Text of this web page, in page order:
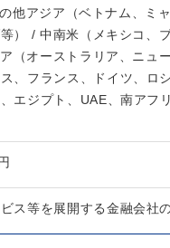
他アジア（ベトナム、ミ
等） / 中南米（メキシコ、
（オーストラリア、ニュ
、フランス、ドイツ、ロ
エジプト、UAE、南アフ
ス等を展開する金融会社